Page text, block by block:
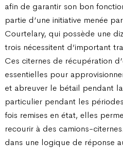
afin de garantir son bon
partie d’une initiative menée
Courtelary, qui possède une
trois nécessitent d’important
Ces citernes de récupération
essentielles pour
et abreuver le bétail pendant la
particulier pendant les
fois remises en état, elles
recourir à des camions-
dans une logique de réponse